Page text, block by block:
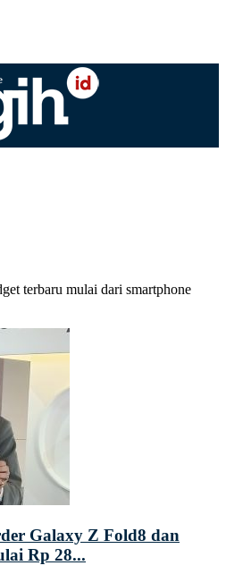
terbaru mulai dari smartphone
Galaxy Z Fold8 dan
Rp 28...